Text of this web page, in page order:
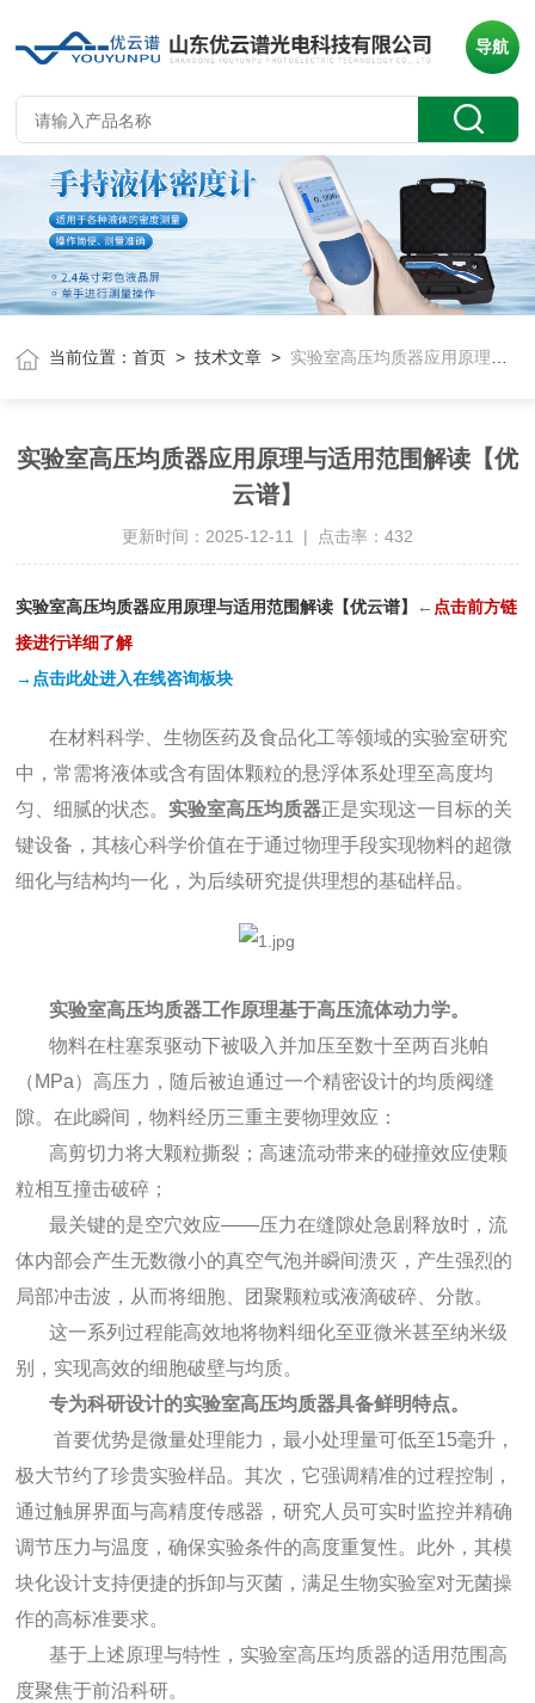
导航
当前位置：首页 >技术文章 > 实验室高压均质器应用原理与适用范围解读【优云谱】
实验室高压均质器应用原理与适用范围解读【优
云谱】
更新时间：2025-12-11 | 点击率：432
实验室高压均质器应用原理与适用范围解读【优云谱】 ← 点击前方链
接进行详细了解
→点击此处进入在线咨询板块
在材料科学、生物医药及食品化工等领域的实验室研究
中，常需将液体或含有固体颗粒的悬浮体系处理至高度均
匀、细腻的状态。 实验室高压均质器正是实现这一目标的关
键设备，其核心科学价值在于通过物理手段实现物料的超微
细化与结构均一化，为后续研究提供理想的基础样品。
实验室高压均质器工作原理基于高压流体动力学。
物料在柱塞泵驱动下被吸入并加压至数十至两百兆帕
（MPa）高压力，随后被迫通过一个精密设计的均质阀缝
隙。在此瞬间，物料经历三重主要物理效应：
高剪切力将大颗粒撕裂；高速流动带来的碰撞效应使颗
粒相互撞击破碎；
最关键的是空穴效应——压力在缝隙处急剧释放时，流
体内部会产生无数微小的真空气泡并瞬间溃灭，产生强烈的
局部冲击波，从而将细胞、团聚颗粒或液滴破碎、分散。
这一系列过程能高效地将物料细化至亚微米甚至纳米级
别，实现高效的细胞破壁与均质。
专为科研设计的实验室高压均质器具备鲜明特点。
首要优势是微量处理能力，最小处理量可低至15毫升，
极大节约了珍贵实验样品。其次，它强调精准的过程控制，
通过触屏界面与高精度传感器，研究人员可实时监控并精确
调节压力与温度，确保实验条件的高度重复性。此外，其模
块化设计支持便捷的拆卸与灭菌，满足生物实验室对无菌操
作的高标准要求。
基于上述原理与特性，实验室高压均质器的适用范围高
度聚焦于前沿科研。